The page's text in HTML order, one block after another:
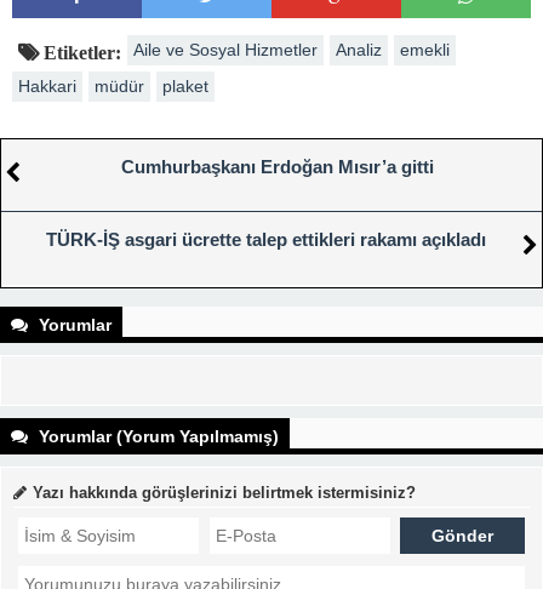
Etiketler: Aile ve Sosyal Hizmetler Analiz
emekli
Hakkari
müdür plaket
Cumhurbaşkanı Erdoğan Mısır’a gitti
TÜRK-İŞ asgari ücrette talep ettikleri rakamı açıkladı
Yorumlar
Yorumlar (Yorum Yapılmamış)
Yazı hakkında görüşlerinizi belirtmek istermisiniz?